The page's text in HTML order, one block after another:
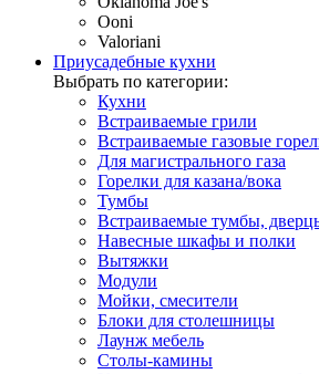
Ooni
Valoriani
Приусадебные кухни
Выбрать по категории:
Кухни
Встраиваемые грили
Встраиваемые газовые
Для магистрального газа
Горелки для казана/вока
Тумбы
Встраиваемые тумбы,
Навесные шкафы и полки
Вытяжки
Модули
Мойки, смесители
Блоки для столешницы
Лаунж мебель
Столы-камины